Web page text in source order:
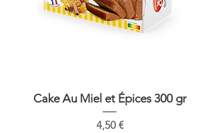
Cake Au Miel et Épices 300 gr
Prix
4,50 €